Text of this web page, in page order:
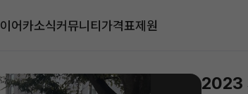
이어카소식커뮤니티가격표제원
2023